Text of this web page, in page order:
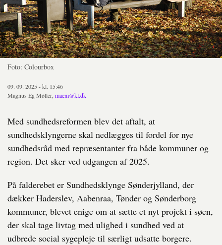
Foto: Colourbox
09. 09. 2025 - kl. 15:46
Magnus Eg Møller, maem@kl.dk
Med sundhedsreformen blev det aftalt, at
sundhedsklyngerne skal nedlægges til fordel for nye
sundhedsråd med repræsentanter fra både kommuner og
region. Det sker ved udgangen af 2025.
På falderebet er Sundhedsklynge Sønderjylland, der
dækker Haderslev, Aabenraa, Tønder og Sønderborg
kommuner, blevet enige om at sætte et nyt projekt i søen,
der skal tage livtag med ulighed i sundhed ved at
udbrede social sygepleje til særligt udsatte borgere.